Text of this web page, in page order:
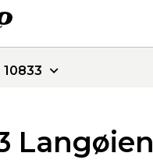
10833
Langøien